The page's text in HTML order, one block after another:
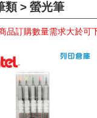
類 > 螢光筆
品訂購數量需求大於可